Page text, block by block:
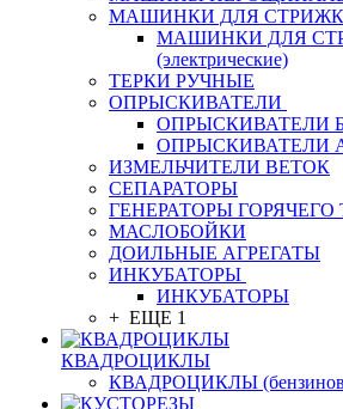
МАШИНКИ ДЛЯ
МАШИНКИ ДЛЯ
(электрические)
ТЕРКИ РУЧНЫЕ
ОПРЫСКИВАТЕЛИ
ОПРЫСКИВАТЕЛИ
ОПРЫСКИВАТЕЛИ
ИЗМЕЛЬЧИТЕЛИ ВЕТОК
СЕПАРАТОРЫ
ГЕНЕРАТОРЫ
МАСЛОБОЙКИ
ДОИЛЬНЫЕ АГРЕГАТЫ
ИНКУБАТОРЫ
ИНКУБАТОРЫ
+ ЕЩЕ 1
КВАДРОЦИКЛЫ
КВАДРОЦИКЛЫ